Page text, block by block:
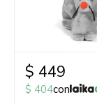
$ 449
$ 404con